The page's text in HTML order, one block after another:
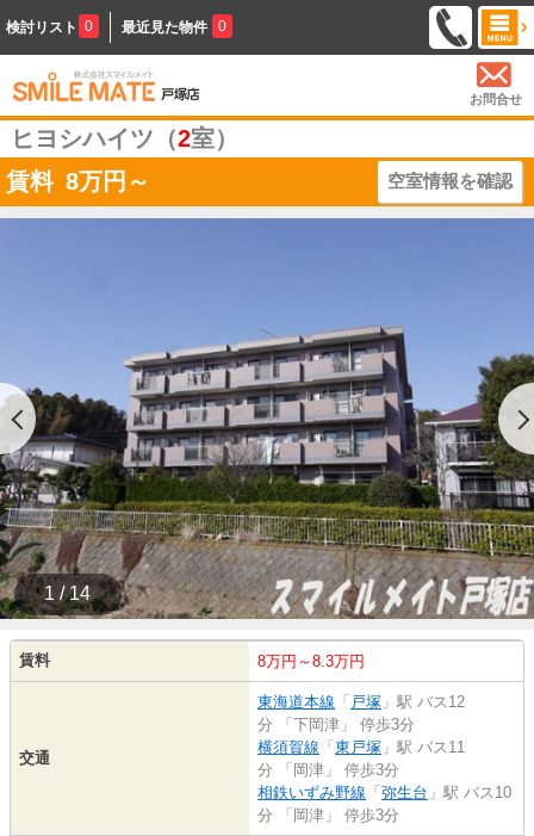
検討リスト 0 最近見た物件 0
お問合せ
ヒヨシハイツ（2室）
賃料 8万円～ 空室情報を確認
1 / 14
賃料 8万円～8.3万円
交通
東海道本線 「 戸塚 」駅 バス12
分 「下岡津」 停歩3分
横須賀線 「 東戸塚 」駅 バス11
分 「岡津」 停歩3分
相鉄いずみ野線 「 弥生台 」駅 バス10
分 「岡津」 停歩3分